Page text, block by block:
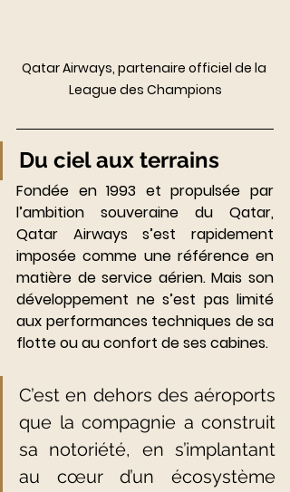
Qatar Airways, partenaire officiel de la
League des Champions
Du ciel aux terrains
Fondée en 1993 et propulsée par
l’ambition souveraine du Qatar,
Qatar Airways s’est rapidement
imposée comme une référence en
matière de service aérien. Mais son
développement ne s’est pas limité
aux performances techniques de sa
flotte ou au confort de ses cabines.
C’est en dehors des aéroports
que la compagnie a construit
sa notoriété, en s’implantant
au cœur d’un écosystème